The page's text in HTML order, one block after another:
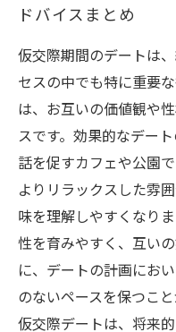
ドバイスまとめ
仮交際期間のデートは
セスの中でも特に重要
は、お互いの価値観や
スです。効果的なデー
話を促すカフェや公園
よりリラックスした雰
味を理解しやすくなり
性を育みやすく、互い
に、デートの計画にお
のないペースを保つこ
仮交際デートは、将来